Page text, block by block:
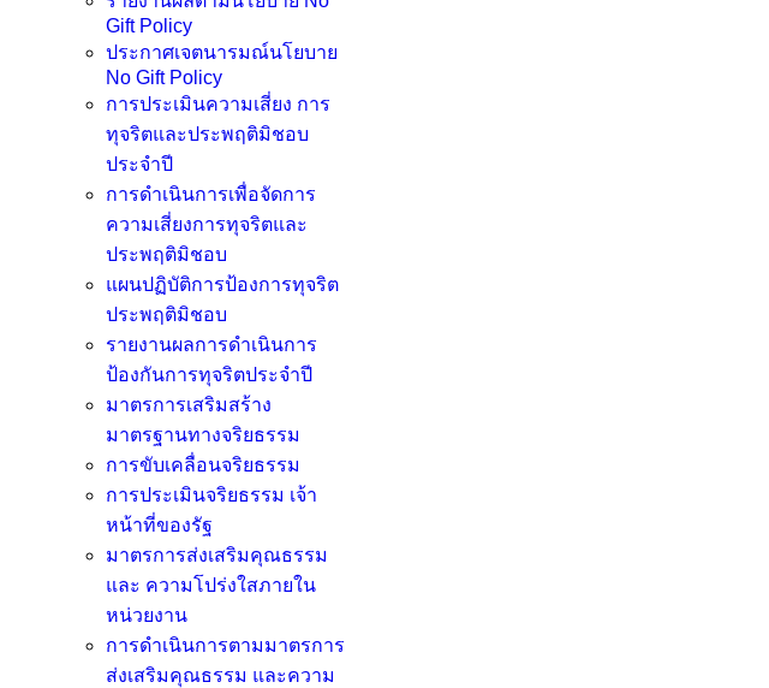
Gift Policy
ประกาศเจตนารมณ์นโยบาย
No Gift Policy
การประเมินความเสี่ยง การ
ทุจริตและประพฤติมิชอบ
ประจำปี
การดำเนินการเพื่อจัดการ
ความเสี่ยงการทุจริตและ
ประพฤติมิชอบ
แผนปฏิบัติการป้องการทุจริต
ประพฤติมิชอบ
รายงานผลการดำเนินการ
ป้องกันการทุจริตประจำปี
มาตรการเสริมสร้าง
มาตรฐานทางจริยธรรม
การขับเคลื่อนจริยธรรม
การประเมินจริยธรรม เจ้า
หน้าที่ของรัฐ
มาตรการส่งเสริมคุณธรรม
และ ความโปร่งใสภายใน
หน่วยงาน
การดำเนินการตามมาตรการ
ส่งเสริมคุณธรรม และความ